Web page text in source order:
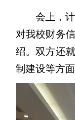
会上，
对我校财务
绍。双方还
制建设等方